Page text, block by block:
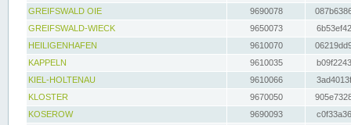
GREIFSWALD OIE
9690078
GREIFSWALD-WIECK
9650073
HEILIGENHAFEN
9610070
KAPPELN
9610035
KIEL-HOLTENAU
9610066
KLOSTER
9670050
KOSEROW
9690093